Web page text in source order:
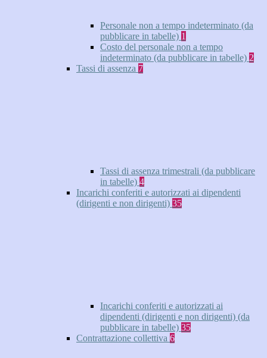
Personale non a tempo indeterminato (da
pubblicare in tabelle) 1
Costo del personale non a tempo
indeterminato (da pubblicare in tabelle) 2
Tassi di assenza 7
Tassi di assenza trimestrali (da pubblicare
in tabelle) 4
Incarichi conferiti e autorizzati ai dipendenti
(dirigenti e non dirigenti) 35
Incarichi conferiti e autorizzati ai
dipendenti (dirigenti e non dirigenti) (da
pubblicare in tabelle) 35
Contrattazione collettiva 6